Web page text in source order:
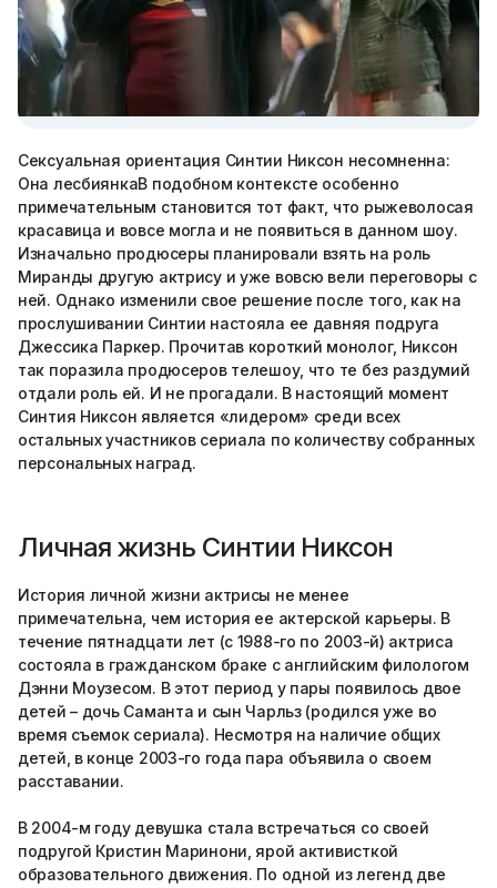
Сексуальная ориентация Синтии Никсон несомненна:
Она лесбиянкаВ подобном контексте особенно
примечательным становится тот факт, что рыжеволосая
красавица и вовсе могла и не появиться в данном шоу.
Изначально продюсеры планировали взять на роль
Миранды другую актрису и уже вовсю вели переговоры с
ней. Однако изменили свое решение после того, как на
прослушивании Синтии настояла ее давняя подруга
Джессика Паркер. Прочитав короткий монолог, Никсон
так поразила продюсеров телешоу, что те без раздумий
отдали роль ей. И не прогадали. В настоящий момент
Синтия Никсон является «лидером» среди всех
остальных участников сериала по количеству собранных
персональных наград.
Личная жизнь Синтии Никсон
История личной жизни актрисы не менее
примечательна, чем история ее актерской карьеры. В
течение пятнадцати лет (с 1988-го по 2003-й) актриса
состояла в гражданском браке с английским филологом
Дэнни Моузесом. В этот период у пары появилось двое
детей – дочь Саманта и сын Чарльз (родился уже во
время съемок сериала). Несмотря на наличие общих
детей, в конце 2003-го года пара объявила о своем
расставании.
В 2004-м году девушка стала встречаться со своей
подругой Кристин Маринони, ярой активисткой
образовательного движения. По одной из легенд две